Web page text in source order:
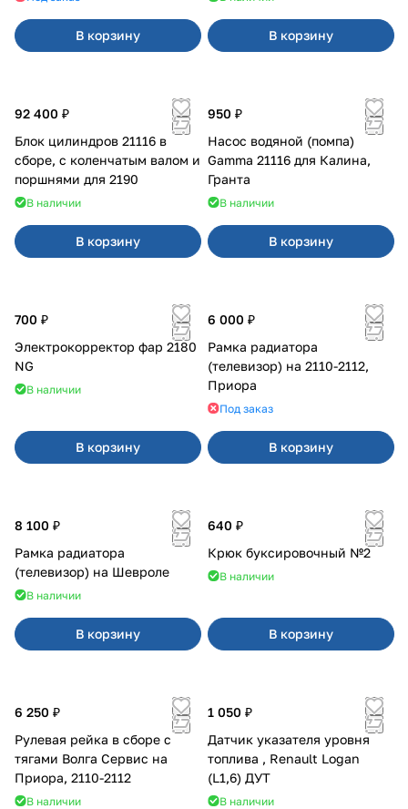
В корзину В корзину
92 400 ₽
Блок цилиндров 21116 в
сборе, с коленчатым валом и
поршнями для 2190
В наличии
В корзину
950 ₽
Насос водяной (помпа)
Gamma 21116 для Калина,
Гранта
В наличии
В корзину
700 ₽
Электрокорректор фар 2180
NG
В наличии
В корзину
6 000 ₽
Рамка радиатора
(телевизор) на 2110-2112,
Приора
Под заказ
В корзину
8 100 ₽
Рамка радиатора
(телевизор) на Шевроле
В наличии
В корзину
640 ₽
Крюк буксировочный №2
В наличии
В корзину
6 250 ₽
Рулевая рейка в сборе с
тягами Волга Сервис на
Приора, 2110-2112
В наличии
1 050 ₽
Датчик указателя уровня
топлива , Renault Logan
(L1,6) ДУТ
В наличии